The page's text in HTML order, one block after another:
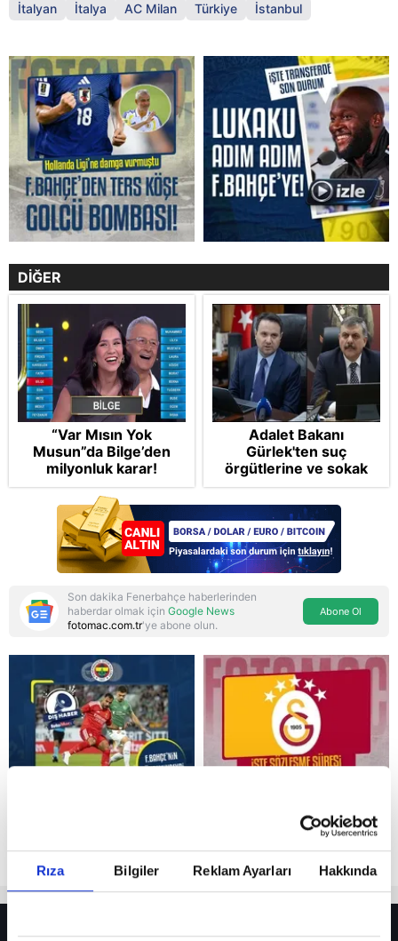
Rıza Bilgiler Reklam Ayarları Hakkında
Reddet
İtalyan
İtalya AC Milan Türkiye İstanbul
DİĞER
“Var Mısın Yok
Musun”da Bilge’den
milyonluk karar!
Adalet Bakanı
Gürlek'ten suç
örgütlerine ve sokak
çetelerine net mesaj:
"Devlet tepenize
binecek"
Son dakika Fenerbahçe haberlerinden
haberdar olmak için Google News
fotomac.com.tr'ye abone olun.
Abone Ol